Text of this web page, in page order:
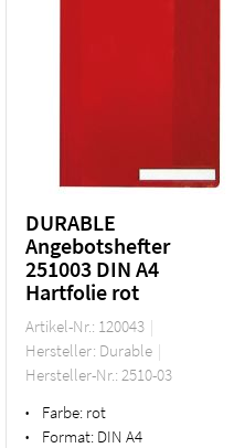
DURABLE
Angebotshefter
251003 DIN A4
Hartfolie rot
Artikel-Nr.: 120043
Hersteller: Durable
Hersteller-Nr.: 2510-03
• Farbe: rot
• Format: DIN A4